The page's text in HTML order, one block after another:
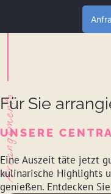
Arrangements
Für Sie
UNSERE
Eine Auszeit täte jetzt
kulinarische Highlights
genießen. Entdecken